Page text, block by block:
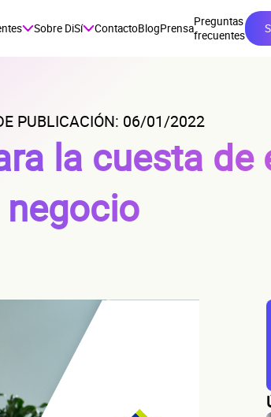
Sobre DiSí ContactoBlogPrensaPreguntas
frecuentes
PUBLICACIÓN: 06/01/2022
la cuesta de
negocio